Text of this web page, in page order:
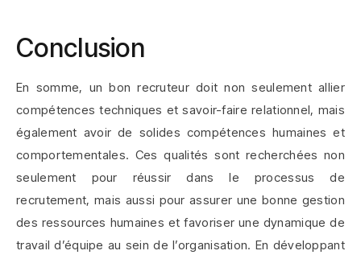
Conclusion
En somme, un bon recruteur doit non seulement allier
compétences techniques et savoir-faire relationnel, mais
également avoir de solides compétences humaines et
comportementales. Ces qualités sont recherchées non
seulement pour réussir dans le processus de
recrutement, mais aussi pour assurer une bonne gestion
des ressources humaines et favoriser une dynamique de
travail d’équipe au sein de l’organisation. En développant